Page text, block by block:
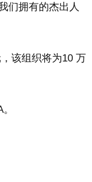
们拥有的杰出人
该组织将为10 万